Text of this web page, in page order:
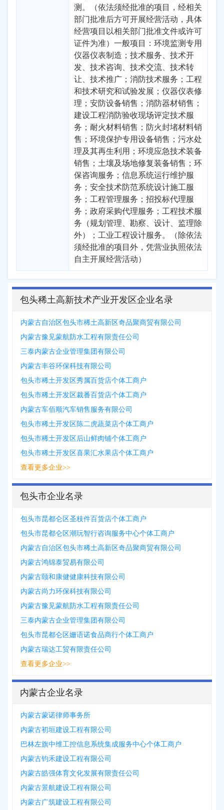
测。（依法须经批准的项目，经相关
部门批准后方可开展经营活动，具体
经营项目以相关部门批准文件或许可
证件为准）一般项目：环境监测专用
仪器仪表制造；技术服务、技术开
发、技术咨询、技术交流、技术转
让、技术推广；消防技术服务；工程
和技术研究和试验发展；仪器仪表修
理；安防设备销售；消防器材销售；
建设工程消防验收现场评定技术服
务；耐火材料销售；防火封堵材料销
售；环境保护专用设备销售；污水处
理及其再生利用；环境应急技术装备
销售；土壤及场地修复装备销售；环
保咨询服务；信息系统运行维护服
务；安全技术防范系统设计施工服
务；工程管理服务；招投标代理服
务；政府采购代理服务；工程技术服
务（规划管理、勘察、设计、监理除
外）；工业工程设计服务。（除依法
须经批准的项目外，凭营业执照依法
自主开展经营活动）
包头稀土高新技术产业开发区企业名录
内蒙古自治区包头市稀土高新区奇品聚商贸有限公司
内蒙古豫见蒙航防水工程有限责任公司
三泰内蒙古企业管理集团有限公司
内蒙古丰谷环保科技有限公司
包头市稀土开发区秀属百货店个体工商户
包头市稀土开发区裁番百货店个体工商户
内蒙古车佰顺汽车销售服务有限公司
包头市稀土开发区陈二虎蔬菜店个体工商户
包头市稀土开发区后山鲜肉铺个体工商户
包头市稀土开发区喜果汇水果店个体工商户
查看更多企业>>
包头市企业名录
包头市昆都仑区圣枝件百货店个体工商户
包头市昆都仑区潮玩智行咨询服务中心个体工商户
内蒙古自治区包头市稀土高新区奇品聚商贸有限公司
内蒙古鸿锦泰贸易有限公司
内蒙古颐和康健健康科技有限公司
内蒙古尚力环保科技有限公司
内蒙古豫见蒙航防水工程有限责任公司
三泰内蒙古企业管理集团有限公司
包头市昆都仑区姗语诺食品商行个体工商户
内蒙古瑞达工贸有限责任公司
查看更多企业>>
内蒙古企业名录
内蒙古蒙诺律师事务所
内蒙古初垣建设工程有限公司
巴林左旗中维工控信息系统集成服务中心个体工商户
内蒙古钧禾建设工程有限公司
内蒙古皓强体育文化发展有限责任公司
内蒙古景航建设工程有限公司
内蒙古广筑建设工程有限公司